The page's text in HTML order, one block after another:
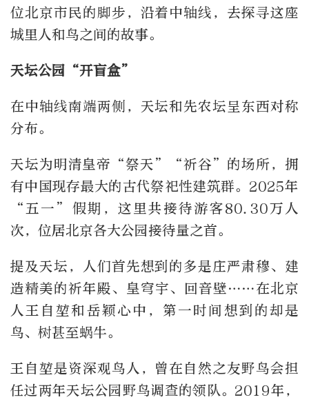
位北京市民的脚步，沿着中轴线，去探寻这座
城里人和鸟之间的故事。
天坛公园“开盲盒”
在中轴线南端两侧，天坛和先农坛呈东西对称
分布。
天坛为明清皇帝“祭天”“祈谷”的场所，拥
有中国现存最大的古代祭祀性建筑群。2025年
“五一”假期，这里共接待游客80.30万人
次，位居北京各大公园接待量之首。
提及天坛，人们首先想到的多是庄严肃穆、建
造精美的祈年殿、皇穹宇、回音壁……在北京
人王自堃和岳颖心中，第一时间想到的却是
鸟、树甚至蜗牛。
王自堃是资深观鸟人，曾在自然之友野鸟会担
任过两年天坛公园野鸟调查的领队。2019年，